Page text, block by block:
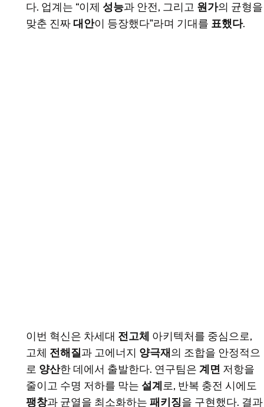
다. 업계는 “이제 성능과 안전, 그리고 원가의 균형을
맞춘 진짜 대안이 등장했다”라며 기대를 표했다.
이번 혁신은 차세대 전고체 아키텍처를 중심으로,
고체 전해질과 고에너지 양극재 의 조합을 안정적으
로 양산한 데에서 출발한다. 연구팀은 계면 저항을
줄이고 수명 저하를 막는 설계 로, 반복 충전 시에도
팽창과 균열을 최소화하는 패키징을 구현했다. 결과